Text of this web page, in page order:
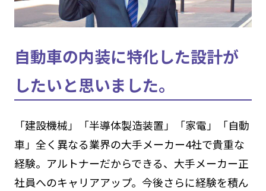
自動車の内装に特化した設計が
したいと思いました。
「建設機械」「半導体製造装置」「家電」「自動
車」全く異なる業界の大手メーカー4社で貴重な
経験。アルトナーだからできる、大手メーカー正
社員へのキャリアアップ。今後さらに経験を積ん